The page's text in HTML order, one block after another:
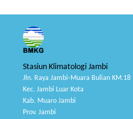
Stasiun Klimatologi Jambi
Jln. Raya Jambi-Muara Bulian KM.18
Kec. Jambi Luar Kota
Kab. Muaro Jambi
Prov. Jambi